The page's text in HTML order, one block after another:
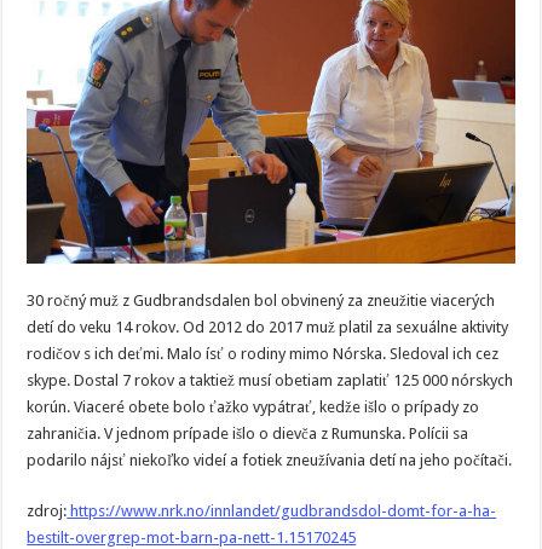
30 ročný muž z Gudbrandsdalen bol obvinený za zneužitie viacerých
detí do veku 14 rokov. Od 2012 do 2017 muž platil za sexuálne aktivity
rodičov s ich deťmi. Malo ísť o rodiny mimo Nórska. Sledoval ich cez
skype. Dostal 7 rokov a taktiež musí obetiam zaplatiť 125 000 nórskych
korún. Viaceré obete bolo ťažko vypátrať, kedže išlo o prípady zo
zahraničia. V jednom prípade išlo o dievča z Rumunska. Polícii sa
podarilo nájsť niekoľko videí a fotiek zneužívania detí na jeho počítači.
zdroj: https://www.nrk.no/innlandet/gudbrandsdol-domt-for-a-ha-
bestilt-overgrep-mot-barn-pa-nett-1.15170245